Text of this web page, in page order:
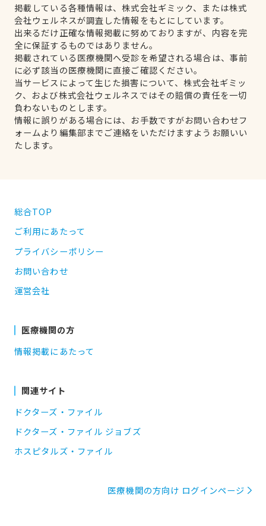
掲載している各種情報は、株式会社ギミック、または株式
会社ウェルネスが調査した情報をもとにしています。
出来るだけ正確な情報掲載に努めておりますが、内容を完
全に保証するものではありません。
掲載されている医療機関へ受診を希望される場合は、事前
に必ず該当の医療機関に直接ご確認ください。
当サービスによって生じた損害について、株式会社ギミッ
ク、および株式会社ウェルネスではその賠償の責任を一切
負わないものとします。
情報に誤りがある場合には、お手数ですがお問い合わせフ
ォームより編集部までご連絡をいただけますようお願いい
たします。
総合TOP
ご利用にあたって
プライバシーポリシー
お問い合わせ
運営会社
医療機関の方
情報掲載にあたって
関連サイト
ドクターズ・ファイル
ドクターズ・ファイル ジョブズ
ホスピタルズ・ファイル
医療機関の方向け ログインページ